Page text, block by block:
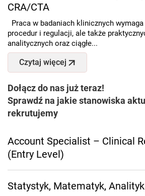
CRA/CTA
Praca w badaniach klinicznych
procedur i regulacji, ale także
analitycznych oraz ciągłe...
Czytaj więcej
Dołącz do nas już teraz!
Sprawdź na jakie stanowiska
rekrutujemy
Account Specialist – Clinical
(Entry Level)
Statystyk, Matematyk,